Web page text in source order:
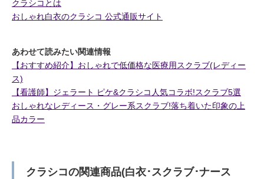
クラシコとは
おしゃれ白衣のクラシコ 公式通販サイト
あわせて読みたい関連情報
【おすすめ紹介】おしゃれで低価格な医療用スクラブ(レディー
ス)
【看護師】ジェラート ピケ&クラシコ人気コラボ!スクラブ5選
おしゃれなレディース・グレー系スクラブ!落ち着いた印象の上
品カラー
クラシコの関連商品(白衣･スクラブ･ナース